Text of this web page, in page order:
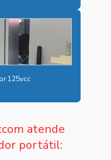
125vcc
atende
portátil: